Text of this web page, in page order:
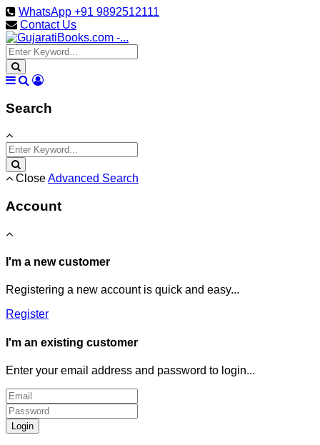
WhatsApp +91 9892512111
Contact Us
Search
CloseAdvanced Search
Account
I'm a new customer
Registering a new account is quick and easy...
Register
I'm an existing customer
Enter your email address and password to login...
Login